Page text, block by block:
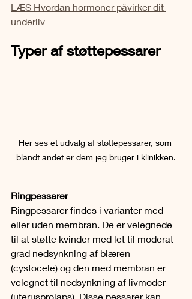
LÆS Hvordan hormoner påvirker dit
underliv
Typer af støttepessarer
Her ses et udvalg af støttepessarer, som
blandt andet er dem jeg bruger i klinikken.
Ringpessarer
Ringpessarer findes i varianter med
eller uden membran. De er velegnede
til at støtte kvinder med let til moderat
grad nedsynkning af blæren
(cystocele) og den med membran er
velegnet til nedsynkning af livmoder
(uterusprolaps). Disse pessarer kan